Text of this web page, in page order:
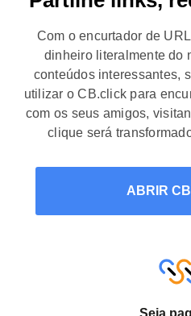
Com o encurtador de
dinheiro literalmente do
conteúdos interessantes,
utilizar o CB.click para
com os seus amigos,
clique será
ABRIR
Seja